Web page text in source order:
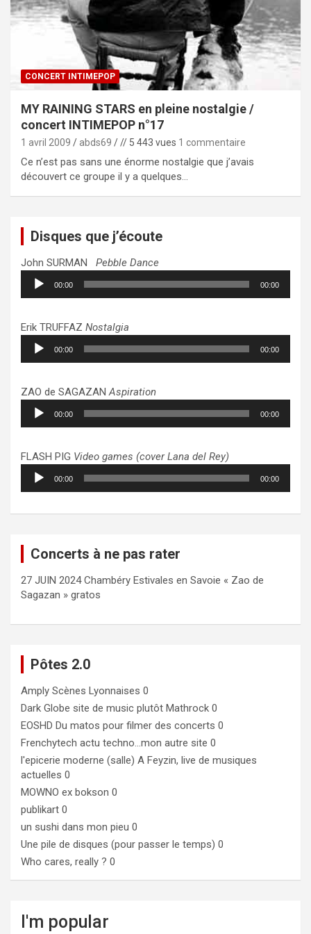
CONCERT INTIMEPOP
MY RAINING STARS en pleine nostalgie /
concert INTIMEPOP n°17
1 avril 2009 abds69 // 5 443 vues 1 commentaire
Ce n’est pas sans une énorme nostalgie que j’avais
découvert ce groupe il y a quelques…
Disques que j’écoute
John SURMAN Pebble Dance
Lecteur
audio
00:00 00:00
Erik TRUFFAZ Nostalgia
Lecteur
audio
00:00 00:00
ZAO de SAGAZANAspiration
Lecteur
audio
00:00 00:00
FLASH PIG Video games (cover Lana del Rey)
Lecteur
audio
00:00 00:00
Concerts à ne pas rater
27 JUIN 2024 Chambéry Estivales en Savoie « Zao de
Sagazan » gratos
Pôtes 2.0
Amply Scènes Lyonnaises 0
Dark Globe site de music plutôt Mathrock 0
EOSHD Du matos pour filmer des concerts 0
Frenchytech actu techno…mon autre site 0
l'epicerie moderne (salle) A Feyzin, live de musiques
actuelles 0
MOWNO ex bokson 0
publikart 0
un sushi dans mon pieu 0
Une pile de disques (pour passer le temps) 0
Who cares, really ? 0
I'm popular